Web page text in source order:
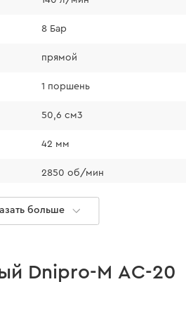
8 Бар
прямой
1 поршень
50,6 см3
42 мм
2850 об/мин
больше
Dnipro-M AC-20